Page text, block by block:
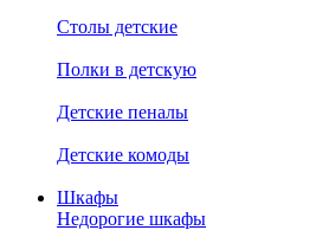
Столы детские
Полки в детскую
Детские пеналы
Детские комоды
Шкафы
Недорогие шкафы